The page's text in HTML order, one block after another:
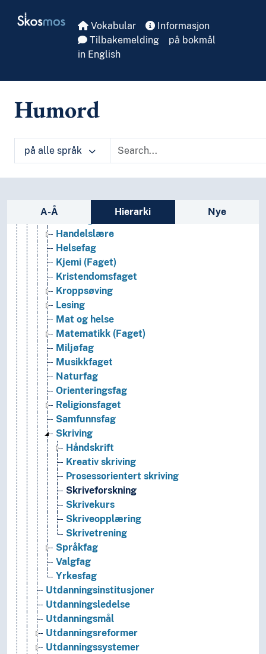
Skosmos Vokabular
Informasjon
Tilbakemelding
på bokmål
in English
Humord
på alle språk
Sidefelt: navigér i vokabularet
A-Å Hierarki Nye
Utdanning
Akademiske grader
Analfabetisme
Læreplaner
Masseutdanning
Skolevesen
Studieplanlegging
Undervisningsfag
Handelslære
Helsefag
Kjemi (Faget)
Kristendomsfaget
Kroppsøving
Lesing
Mat og helse
Matematikk (Faget)
Miljøfag
Musikkfaget
Naturfag
Orienteringsfag
Religionsfaget
Samfunnsfag
Skriving
Håndskrift
Kreativ skriving
Prosessorientert skriving
Skriveforskning
Skrivekurs
Skriveopplæring
Skrivetrening
Språkfag
Valgfag
Yrkesfag
Utdanningsinstitusjoner
Utdanningsledelse
Utdanningsmål
Utdanningsreformer
Utdanningssystemer